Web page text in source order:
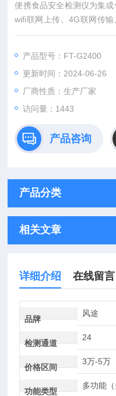
便携食品安全检测仪为集
wifi联网上传、4G联网传输
快速批量上传数据。
产品型号：FT-G2400
更新时间：2024-06-26
厂商性质：生产厂家
访问量：1443
产品咨询
产品分类
相关文章
详细介绍 在线留言
品牌
风途
检测通道
24
价格区间
3万-5万
功能类型
多功能（